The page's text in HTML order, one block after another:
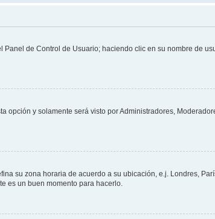
de Control de Usuario; haciendo clic en su nombre de
opción y solamente será visto por Administradores,
su zona horaria de acuerdo a su ubicación, e.j. Londres,
es un buen momento para hacerlo.